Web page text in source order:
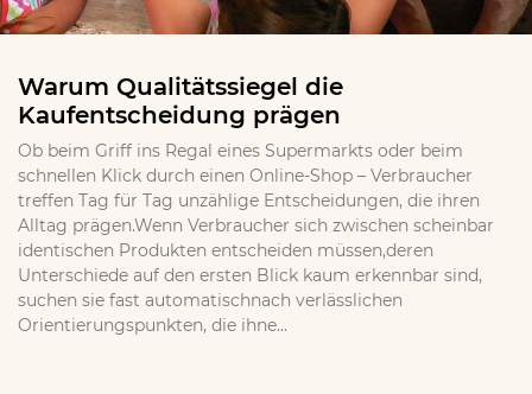
Warum Qualitätssiegel die
Kaufentscheidung prägen
Ob beim Griff ins Regal eines Supermarkts oder beim
schnellen Klick durch einen Online-Shop – Verbraucher
treffen Tag für Tag unzählige Entscheidungen, die ihren
Alltag prägen.Wenn Verbraucher sich zwischen scheinbar
identischen Produkten entscheiden müssen,deren
Unterschiede auf den ersten Blick kaum erkennbar sind,
suchen sie fast automatischnach verlässlichen
Orientierungspunkten, die ihne...